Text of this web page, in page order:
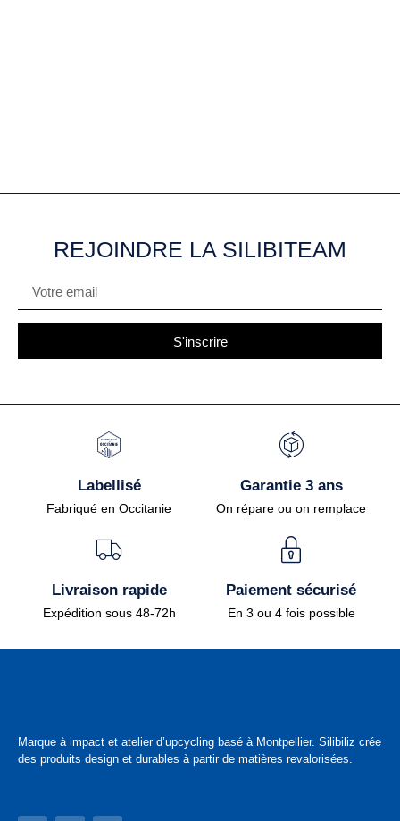
REJOINDRE LA SILIBITEAM
S'inscrire
Labellisé
Fabriqué en Occitanie
Garantie 3 ans
On répare ou on remplace
Livraison rapide
Expédition sous 48-72h
Paiement sécurisé
En 3 ou 4 fois possible
Marque à impact et atelier d’upcycling basé à Montpellier. Silibiliz crée
des produits design et durables à partir de matières revalorisées.